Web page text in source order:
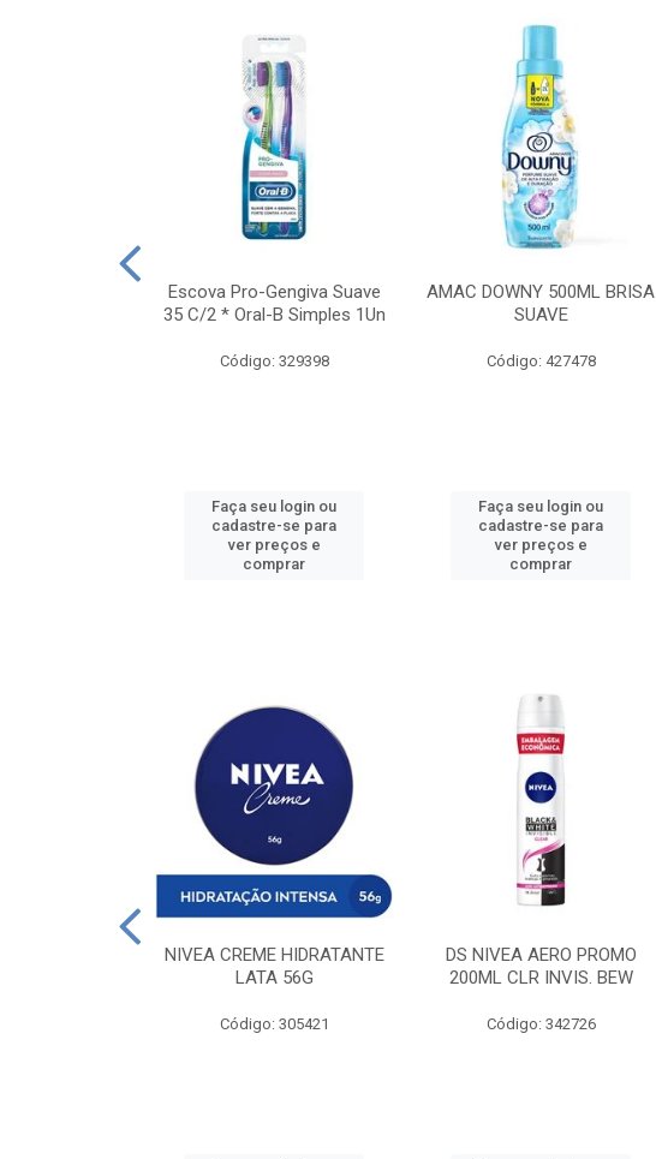
Escova Pro-Gengiva Suave
35 C/2 * Oral-B Simples 1Un
Código: 329398
Faça seu login ou
cadastre-se para
ver preços e
comprar
AMAC DOWNY 500ML BRISA
SUAVE
Código: 427478
Faça seu login ou
cadastre-se para
ver preços e
comprar
NIVEA CREME HIDRATANTE
LATA 56G
Código: 305421
DS NIVEA AERO PROMO
200ML CLR INVIS. BEW
Código: 342726